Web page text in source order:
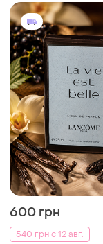
600 грн
540 грн с 12 авг.